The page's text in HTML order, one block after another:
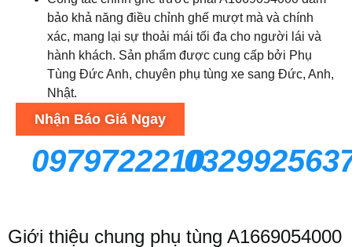
bảo khả năng điều chỉnh ghế mượt mà và chính
xác, mang lại sự thoải mái tối đa cho người lái và
hành khách. Sản phẩm được cung cấp bởi Phụ
Tùng Đức Anh, chuyên phụ tùng xe sang Đức, Anh,
Nhật.
Nhận Báo Giá Ngay
0979722210
Giới thiệu chung phụ tùng A1669054000